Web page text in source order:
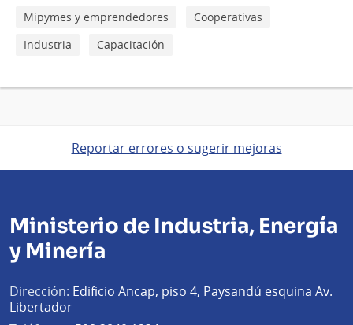
Mipymes y emprendedores
Cooperativas
Industria
Capacitación
Reportar errores o sugerir mejoras
Ministerio de Industria, Energía
y Minería
Dirección: Edificio Ancap, piso 4, Paysandú esquina Av.
Libertador